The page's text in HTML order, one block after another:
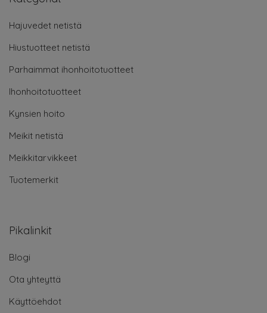
Hajuvedet netistä
Hiustuotteet netistä
Parhaimmat ihonhoitotuotteet
Ihonhoitotuotteet
Kynsien hoito
Meikit netistä
Meikkitarvikkeet
Tuotemerkit
Pikalinkit
Blogi
Ota yhteyttä
Käyttöehdot